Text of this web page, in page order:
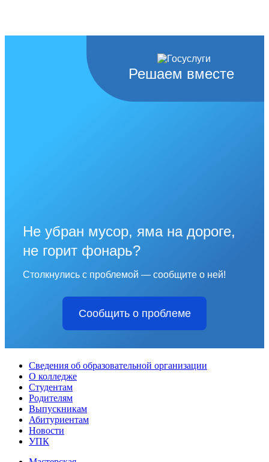
Решаем вместе
Не убран мусор, яма на дороге,
не горит фонарь?
Столкнулись с проблемой — сообщите о ней!
Сообщить о проблеме
Сведения об образовательной организации
О колледже
Студентам
Родителям
Выпускникам
Абитуриентам
Новости
УПК